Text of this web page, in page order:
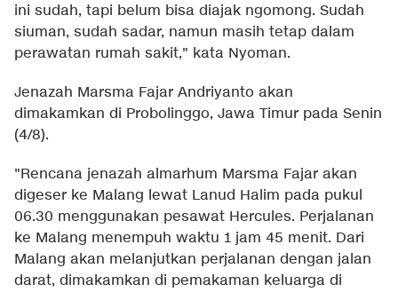
ini sudah, tapi belum bisa diajak ngomong. Sudah
siuman, sudah sadar, namun masih tetap dalam
perawatan rumah sakit," kata Nyoman.
Jenazah Marsma Fajar Andriyanto akan
dimakamkan di Probolinggo, Jawa Timur pada Senin
(4/8).
"Rencana jenazah almarhum Marsma Fajar akan
digeser ke Malang lewat Lanud Halim pada pukul
06.30 menggunakan pesawat Hercules. Perjalanan
ke Malang menempuh waktu 1 jam 45 menit. Dari
Malang akan melanjutkan perjalanan dengan jalan
darat, dimakamkan di pemakaman keluarga di